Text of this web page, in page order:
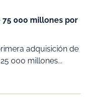
000 millones por
adquisición de
000 millones...